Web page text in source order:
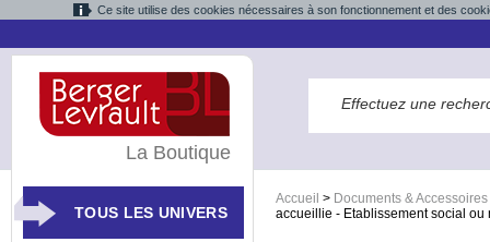
Ce site utilise des cookies nécessaires à son fonctionnement et des
Accueil > Documents & Accessoires
accueillie - Etablissement social ou
La Boutique
TOUS LES UNIVERS